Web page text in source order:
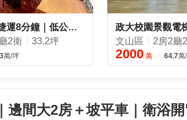
💥獨家💥萬隆捷運8分鐘｜低公設電梯三房｜稀有釋出
2衛 33.2坪
萬/坪
文山區
2房2廳
2000 萬 64.7萬
邊間大2房＋坡平車｜衛浴